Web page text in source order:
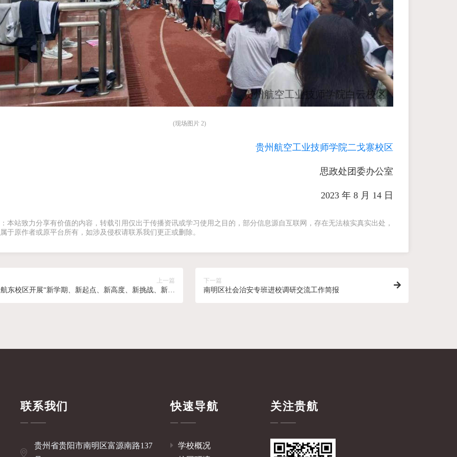
(现场图片 2)
贵州航空工业技师学院二戈寨校区
思政处团委办公室
2023 年 8 月 14 日
本站致力分享有价值的内容，转载引用仅出于传播资讯或学习使用之目的，部分信息源自互联网，存在无法核实真实出处，
于原作者或原平台所有，如涉及侵权请联系我们更正或删除。
上一篇
东校区开展“新学期、新起点、新高度、新挑战、新希
下一篇
南明区社会治安专班进校调研交流工作简报
联系我们
贵州省贵阳市南明区富源南路137
快速导航
学校概况
关注贵航